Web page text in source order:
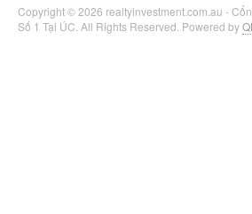
Copyright © 2026 realtyinvestment.com.au -
Số 1 Tại ÚC. All Rights Reserved. Powered by